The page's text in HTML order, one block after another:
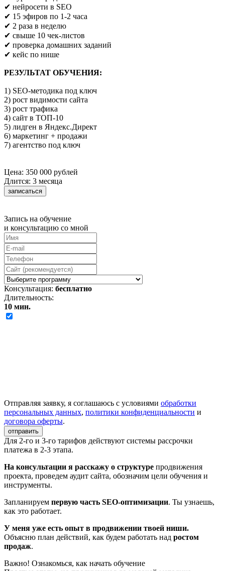
✔ нейросети в SEO
✔ 15 эфиров по 1-2 часа
✔ 2 раза в неделю
✔ свыше 10 чек-листов
✔ проверка домашних заданий
✔ кейс по нише
РЕЗУЛЬТАТ ОБУЧЕНИЯ:
1) SEO-методика под ключ
2) рост видимости сайта
3) рост трафика
4) сайт в ТОП-10
5) лидген в Яндекс.Директ
6) маркетинг + продажи
7) агентство под ключ
Цена: 350 000 рублей
Длится: 3 месяца
записаться
Запись на обучение
и консультацию со мной
Консультация: бесплатно
Длительность:
10 мин.
Отправляя заявку, я соглашаюсь с условиями обработки
персональных данных, политики конфиденциальности и
договора оферты.
отправить
Для 2-го и 3-го тарифов действуют системы рассрочки
платежа в 2-3 этапа.
На консультации я расскажу о структуре продвижения
проекта, проведем аудит сайта, обозначим цели обучения и
инструменты.
Запланируем первую часть SEO-оптимизации. Ты узнаешь,
как это работает.
У меня уже есть опыт в продвижении твоей ниши.
Объясню план действий, как будем работать над ростом
продаж.
Важно! Ознакомься, как начать обучение